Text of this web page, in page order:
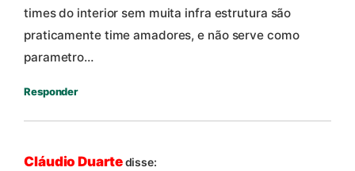
times do interior sem muita infra estrutura são
praticamente time amadores, e não serve como
parametro…
Responder
Cláudio Duartedisse: